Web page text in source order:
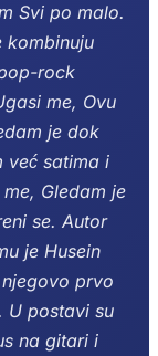
Svi po malo.
kombinuju
rock
me, Ovu
je dok
već satima i
Gledam je
se. Autor
je Husein
prvo
U postavi su
na gitari i